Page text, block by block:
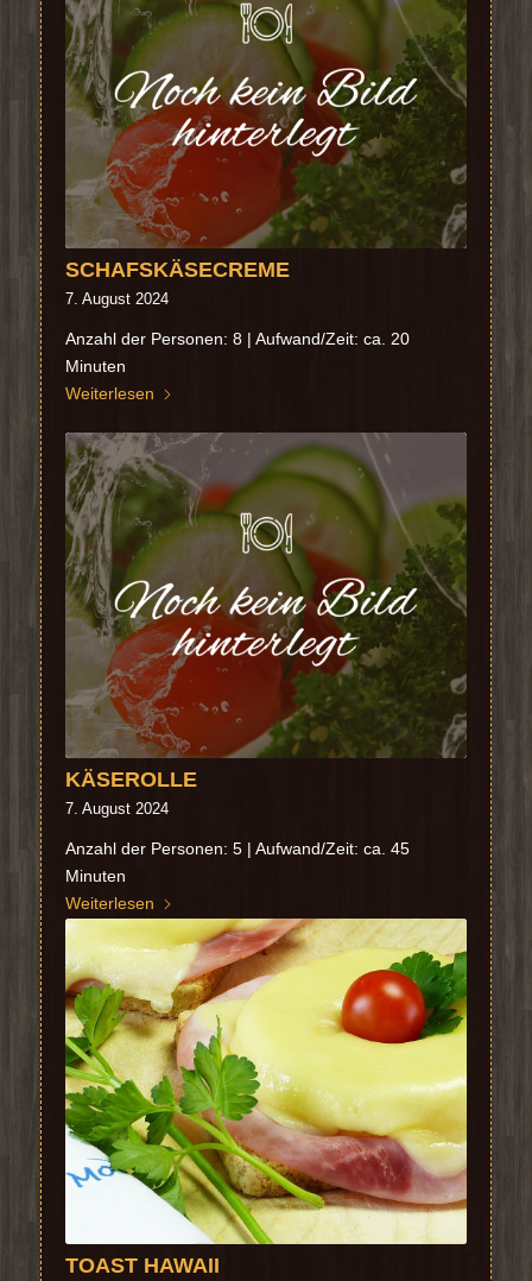
SCHAFSKÄSECREME
7. August 2024
Anzahl der Personen: 8 | Aufwand/Zeit: ca. 20
Minuten
Weiterlesen
KÄSEROLLE
7. August 2024
Anzahl der Personen: 5 | Aufwand/Zeit: ca. 45
Minuten
Weiterlesen
TOAST HAWAII